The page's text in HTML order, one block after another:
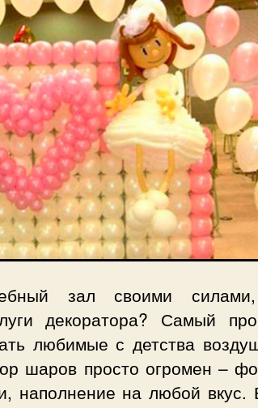
зал своими
декоратора? Самый
любимые с детства
шаров просто огромен –
наполнение на любой вкус.